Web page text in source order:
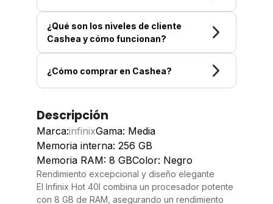
¿Qué son los niveles de cliente
Cashea y cómo funcionan?
¿Cómo comprar en Cashea?
Descripción
Marca:infinixGama: Media
Memoria interna: 256 GB
Memoria RAM: 8 GBColor: Negro
Rendimiento excepcional y diseño elegante
El Infinix Hot 40I combina un procesador potente
con 8 GB de RAM, asegurando un rendimiento